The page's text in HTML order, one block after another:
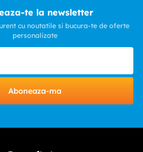
te la newsletter
cu noutatile si bucura-te de oferte
personalizate
Aboneaza-ma